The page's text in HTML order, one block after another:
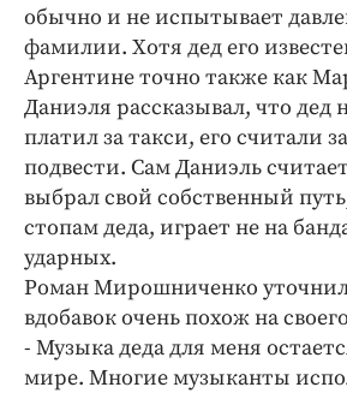
обычно и не испытывает
фамилии. Хотя дед его
Аргентине точно также как
Даниэля рассказывал, что дед
платил за такси, его считали
подвести. Сам Даниэль
выбрал свой собственный
стопам деда, играет не на
ударных.
Роман Мирошниченко
вдобавок очень похож на
- Музыка деда для меня
мире. Многие музыканты